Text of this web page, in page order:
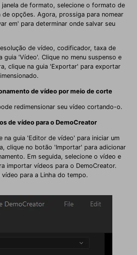
de formato, selecione o formato de
opções. Agora, prossiga para nomear
em' para determinar onde salvar seu
de vídeo, codificador, taxa de
guia 'Vídeo'. Clique no menu suspenso e
clique na guia 'Exportar' para exportar
de vídeo por meio de corte
redimensionar seu vídeo cortando-o.
de vídeo para o DemoCreator
na guia 'Editor de vídeo' para iniciar um
clique no botão 'Importar' para adicionar
Em seguida, selecione o vídeo e
importar vídeos para o DemoCreator.
para a Linha do tempo.